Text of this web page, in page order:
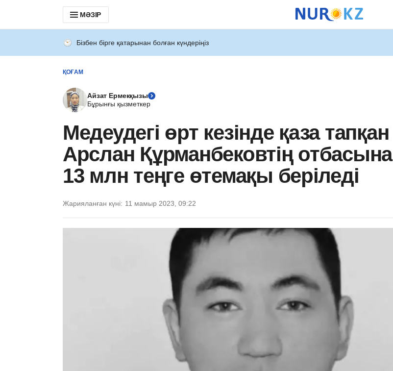
МӘЗІР
Бізбен бірге қатарынан болған күндеріңіз
ҚОҒАМ
Айзат Ермекқызы
Бұрынғы қызметкер
Медеудегі өрт кезінде қаза тапқан
Арслан Құрманбековтің отбасына
13 млн теңге өтемақы беріледі
Жарияланған күні: 11 мамыр 2023, 09:22